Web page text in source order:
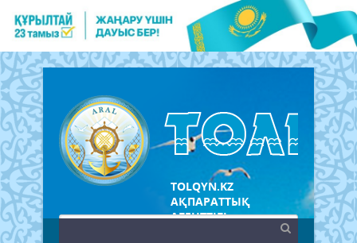
TOLQYN.KZ
АҚПАРАТТЫҚ
АГЕНТТІГІ